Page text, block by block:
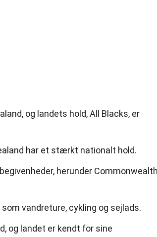
og landets hold, All Blacks, er
har et stærkt nationalt hold.
herunder
vandreture, cykling og sejlads.
og landet er kendt for sine